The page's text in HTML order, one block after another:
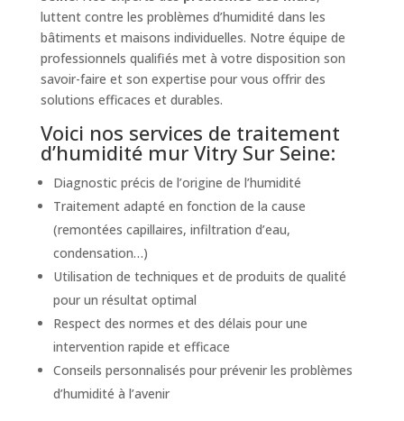
luttent contre les problèmes d’humidité dans les
bâtiments et maisons individuelles. Notre équipe de
professionnels qualifiés met à votre disposition son
savoir-faire et son expertise pour vous offrir des
solutions efficaces et durables.
Voici nos services de traitement
d’humidité mur Vitry Sur Seine:
Diagnostic précis de l’origine de l’humidité
Traitement adapté en fonction de la cause
(remontées capillaires, infiltration d’eau,
condensation…)
Utilisation de techniques et de produits de qualité
pour un résultat optimal
Respect des normes et des délais pour une
intervention rapide et efficace
Conseils personnalisés pour prévenir les problèmes
d’humidité à l’avenir